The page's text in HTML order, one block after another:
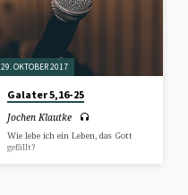
29. OKTOBER 2017
Galater 5,16-25
Jochen Klautke
Wie lebe ich ein Leben, das Gott
gefällt?